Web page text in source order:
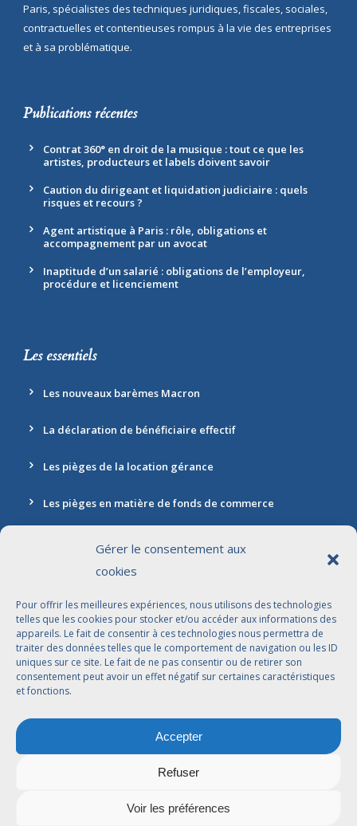
Gérer le consentement aux
cookies
Pour offrir les meilleures expériences, nous utilisons des technologies
telles que les cookies pour stocker et/ou accéder aux informations des
appareils. Le fait de consentir à ces technologies nous permettra de
traiter des données telles que le comportement de navigation ou les ID
uniques sur ce site. Le fait de ne pas consentir ou de retirer son
consentement peut avoir un effet négatif sur certaines caractéristiques
et fonctions.
Accepter
Refuser
Voir les préférences
Paris, spécialistes des techniques juridiques, fiscales, sociales,
contractuelles et contentieuses rompus à la vie des entreprises
et à sa problématique.
Publications récentes
Contrat 360° en droit de la musique : tout ce que les
artistes, producteurs et labels doivent savoir
Caution du dirigeant et liquidation judiciaire : quels
risques et recours ?
Agent artistique à Paris : rôle, obligations et
accompagnement par un avocat
Inaptitude d’un salarié : obligations de l’employeur,
procédure et licenciement
Les essentiels
Les nouveaux barèmes Macron
La déclaration de bénéficiaire effectif
Les pièges de la location gérance
Les pièges en matière de fonds de commerce
Adresse: 30 rue Marbeuf, 75008 Paris
01 42 56 96 96
contact@jdbavocats.com
Avocats Associés: